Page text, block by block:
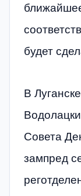
будет
В
Совета
зампред